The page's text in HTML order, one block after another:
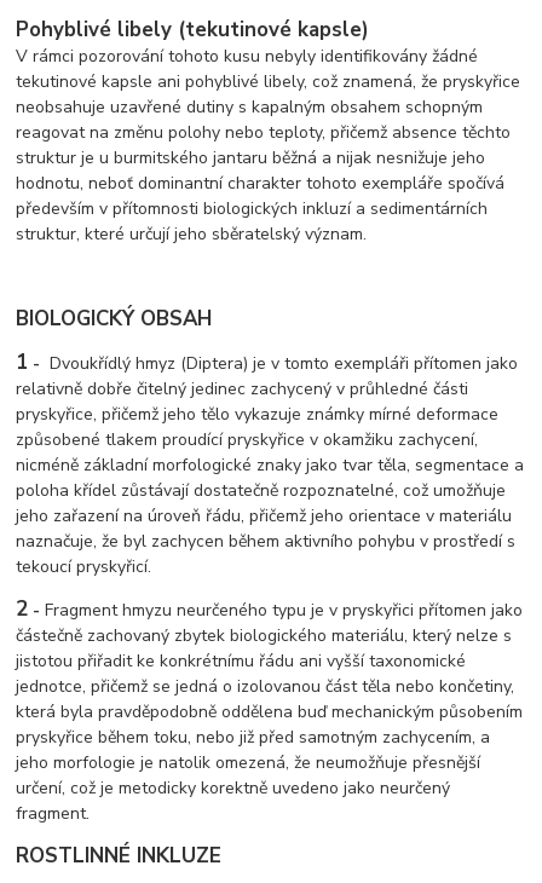
Pohyblivé libely (tekutinové kapsle)
V rámci pozorování tohoto kusu nebyly identifikovány žádné
tekutinové kapsle ani pohyblivé libely, což znamená, že pryskyřice
neobsahuje uzavřené dutiny s kapalným obsahem schopným
reagovat na změnu polohy nebo teploty, přičemž absence těchto
struktur je u burmitského jantaru běžná a nijak nesnižuje jeho
hodnotu, neboť dominantní charakter tohoto exempláře spočívá
především v přítomnosti biologických inkluzí a sedimentárních
struktur, které určují jeho sběratelský význam.
BIOLOGICKÝ OBSAH
1 - Dvoukřídlý hmyz (Diptera) je v tomto exempláři přítomen jako
relativně dobře čitelný jedinec zachycený v průhledné části
pryskyřice, přičemž jeho tělo vykazuje známky mírné deformace
způsobené tlakem proudící pryskyřice v okamžiku zachycení,
nicméně základní morfologické znaky jako tvar těla, segmentace a
poloha křídel zůstávají dostatečně rozpoznatelné, což umožňuje
jeho zařazení na úroveň řádu, přičemž jeho orientace v materiálu
naznačuje, že byl zachycen během aktivního pohybu v prostředí s
tekoucí pryskyřicí.
2 - Fragment hmyzu neurčeného typu je v pryskyřici přítomen jako
částečně zachovaný zbytek biologického materiálu, který nelze s
jistotou přiřadit ke konkrétnímu řádu ani vyšší taxonomické
jednotce, přičemž se jedná o izolovanou část těla nebo končetiny,
která byla pravděpodobně oddělena buď mechanickým působením
pryskyřice během toku, nebo již před samotným zachycením, a
jeho morfologie je natolik omezená, že neumožňuje přesnější
určení, což je metodicky korektně uvedeno jako neurčený
fragment.
ROSTLINNÉ INKLUZE